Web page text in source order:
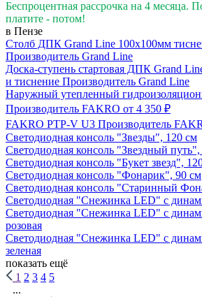
Беспроцентная рассрочка на 4 месяца.
платите - потом!
в Пензе
Столб ДПК Grand Line 100х100мм
Производитель Grand Line
Доска-ступень стартовая ДПК Grand
и тиснение Производитель Grand Line
Наружный утепленный
Производитель FAKRO от 4 350 ₽
FAKRO PTP-V U3 Производитель
Светодиодная консоль "Звезды", 120 см
Светодиодная консоль "Звездный
Светодиодная консоль "Букет звезд",
Светодиодная консоль "Фонарик", 90 см
Светодиодная консоль "Старинный
Светодиодная "Снежинка LED" с
Светодиодная "Снежинка LED" с
розовая
Светодиодная "Снежинка LED" с
зеленая
показать ещё
1 2 3 4 5
...